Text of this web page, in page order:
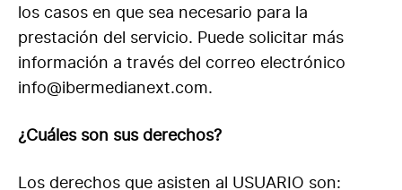
los casos en que sea necesario para la
prestación del servicio. Puede solicitar más
información a través del correo electrónico
info@ibermedianext.com.
¿Cuáles son sus derechos?
Los derechos que asisten al USUARIO son: